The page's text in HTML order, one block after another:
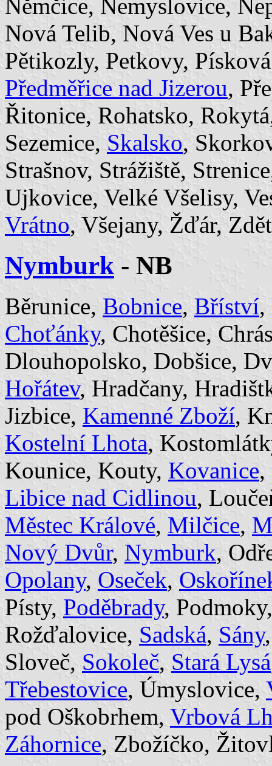
Němčice, Nemyslovice,
Nová Telib, Nová Ves u
Pětikozly, Petkovy,
Předměřice nad Jizerou,
Řitonice, Rohatsko,
Sezemice, Skalsko,
Strašnov, Strážiště,
Ujkovice, Velké Všelisy,
Vrátno, Všejany, Žďár,
Nymburk - NB
Běrunice, Bobnice, Bříství,
Choťánky, Chotěšice,
Dlouhopolsko, Dobšice,
Hořátev, Hradčany,
Jizbice, Kamenné Zboží,
Kostelní Lhota,
Kounice, Kouty, Kovanice,
Libice nad Cidlinou,
Městec Králové, Milčice,
Nový Dvůr, Nymburk,
Opolany, Oseček,
Písty, Poděbrady,
Rožďalovice, Sadská, Sány
Sloveč, Sokoleč, Stará Lysá
Třebestovice, Úmyslovice,
pod Oškobrhem, Vrbová
Záhornice, Zbožíčko,